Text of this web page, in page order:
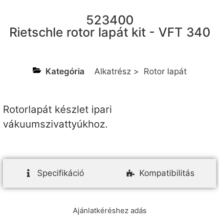
523400
Rietschle rotor lapát kit - VFT 340
Kategória Alkatrész > Rotor lapát
Rotorlapát készlet ipari
vákuumszivattyúkhoz.
Specifikáció Kompatibilitás
Ajánlatkéréshez adás